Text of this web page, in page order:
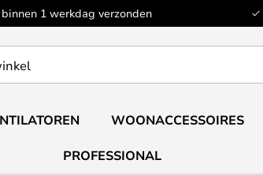
1 werkdag verzonden
WOONACCESSOIRES
PROFESSIONAL